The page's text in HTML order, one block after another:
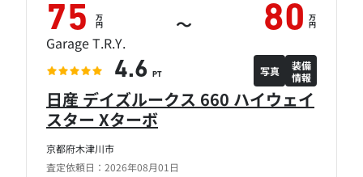
京都府木津川市
査定依頼日：2026年08月01日
日産 デイズルークス 660 ハイウェイ
スター Xターボ
75 万
円 ～ 80 万
円
Garage T.R.Y.
4.6 PT 写真
装備
情報